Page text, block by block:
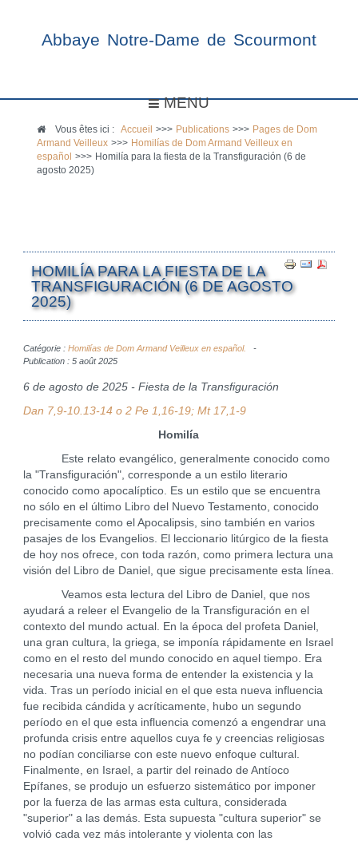
Abbaye Notre-Dame de Scourmont
MENU
Vous êtes ici :Accueil >>> Publications >>> Pages de Dom
Armand Veilleux >>> Homilías de Dom Armand Veilleux en
español
>>> Homilía para la fiesta de la Transfiguración (6 de
agosto 2025)
HOMILÍA PARA LA FIESTA DE LA
TRANSFIGURACIÓN (6 DE AGOSTO
2025)
Catégorie : Homilías de Dom Armand Veilleux en español.
Publication : 5 août 2025
6 de agosto de 2025 - Fiesta de la Transfiguración
Dan 7,9-10.13-14 o 2 Pe 1,16-19; Mt 17,1-9
Homilía
Este relato evangélico, generalmente conocido como
la "Transfiguración", corresponde a un estilo literario
conocido como apocalíptico. Es un estilo que se encuentra
no sólo en el último Libro del Nuevo Testamento, conocido
precisamente como el Apocalipsis, sino también en varios
pasajes de los Evangelios. El leccionario litúrgico de la fiesta
de hoy nos ofrece, con toda razón, como primera lectura una
visión del Libro de Daniel, que sigue precisamente esta línea.
Veamos esta lectura del Libro de Daniel, que nos
ayudará a releer el Evangelio de la Transfiguración en el
contexto del mundo actual. En la época del profeta Daniel,
una gran cultura, la griega, se imponía rápidamente en Israel
como en el resto del mundo conocido en aquel tiempo. Era
necesaria una nueva forma de entender la existencia y la
vida. Tras un período inicial en el que esta nueva influencia
fue recibida cándida y acríticamente, hubo un segundo
período en el que esta influencia comenzó a engendrar una
profunda crisis entre aquellos cuya fe y creencias religiosas
no podían conciliarse con este nuevo enfoque cultural.
Finalmente, en Israel, a partir del reinado de Antíoco
Epífanes, se produjo un esfuerzo sistemático por imponer
por la fuerza de las armas esta cultura, considerada
"superior" a las demás. Esta supuesta "cultura superior" se
volvió cada vez más intolerante y violenta con las